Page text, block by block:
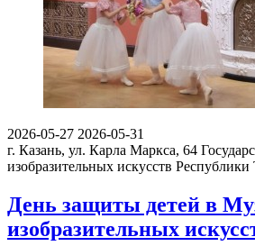
2026-05-27 2026-05-31
г. Казань, ул. Карла Маркса, 64
изобразительных искусств Республики
День защиты детей в
изобразительных